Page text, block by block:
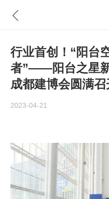
行业首创！“阳台
者”——阳台之星
成都建博会圆满召
2023-04-21